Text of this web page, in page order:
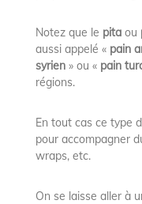
Notez que le pitaou
aussi appelé « pain
syrien» ou « pain
régions.
En tout cas ce type
pour accompagner
wraps, etc.
On se laisse aller à